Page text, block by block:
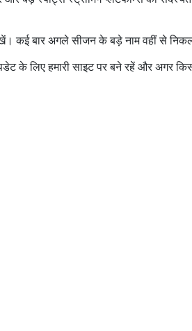
कई बार अगले सीजन के बड़े नाम वहीं से
के लिए हमारी साइट पर बने रहें और अगर